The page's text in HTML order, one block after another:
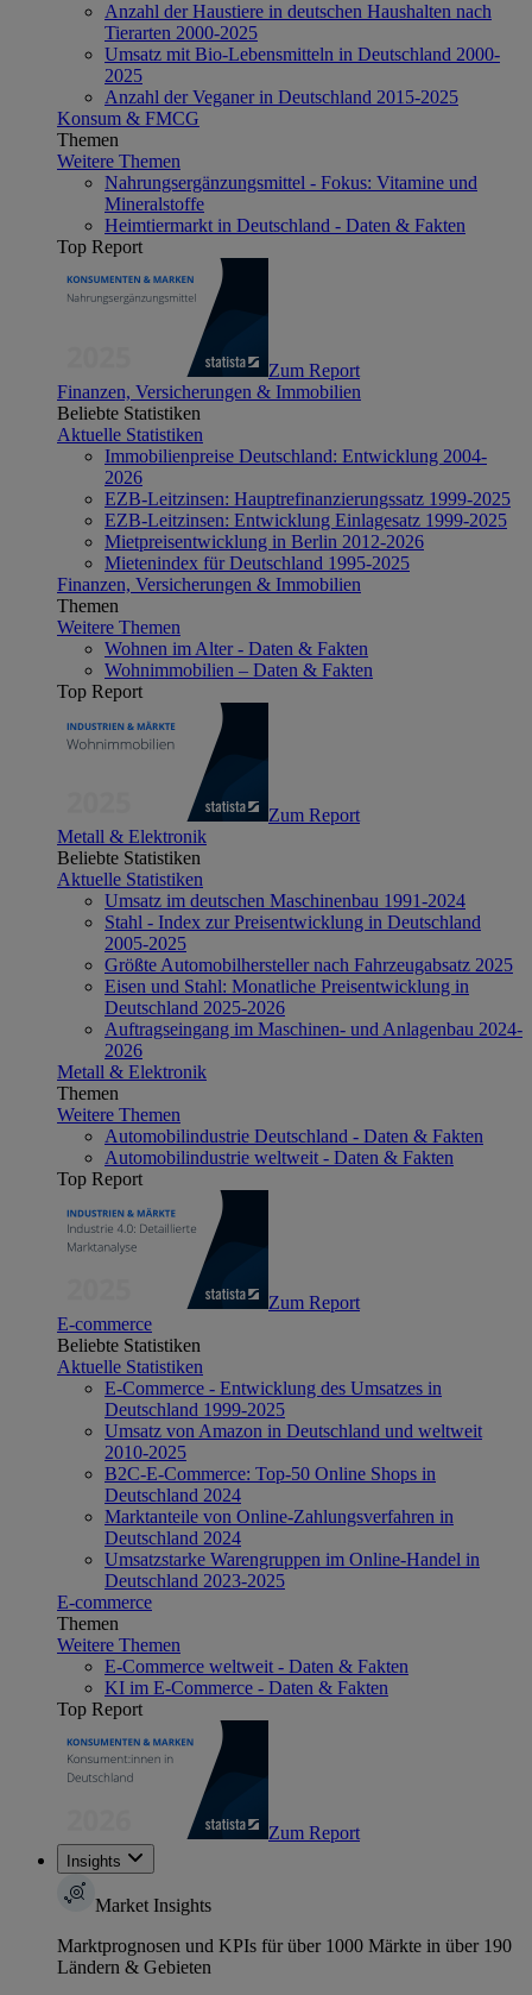
Anzahl der Haustiere in deutschen Haushalten nach
Tierarten 2000-2025
Umsatz mit Bio-Lebensmitteln in Deutschland 2000-
2025
Anzahl der Veganer in Deutschland 2015-2025
Konsum & FMCG
Themen
Weitere Themen
Nahrungsergänzungsmittel - Fokus: Vitamine und
Mineralstoffe
Heimtiermarkt in Deutschland - Daten & Fakten
Top Report
Zum Report
Finanzen, Versicherungen & Immobilien
Beliebte Statistiken
Aktuelle Statistiken
Immobilienpreise Deutschland: Entwicklung 2004-
2026
EZB-Leitzinsen: Hauptrefinanzierungssatz 1999-2025
EZB-Leitzinsen: Entwicklung Einlagesatz 1999-2025
Mietpreisentwicklung in Berlin 2012-2026
Mietenindex für Deutschland 1995-2025
Finanzen, Versicherungen & Immobilien
Themen
Weitere Themen
Wohnen im Alter - Daten & Fakten
Wohnimmobilien – Daten & Fakten
Top Report
Zum Report
Metall & Elektronik
Beliebte Statistiken
Aktuelle Statistiken
Umsatz im deutschen Maschinenbau 1991-2024
Stahl - Index zur Preisentwicklung in Deutschland
2005-2025
Größte Automobilhersteller nach Fahrzeugabsatz 2025
Eisen und Stahl: Monatliche Preisentwicklung in
Deutschland 2025-2026
Auftragseingang im Maschinen- und Anlagenbau 2024-
2026
Metall & Elektronik
Themen
Weitere Themen
Automobilindustrie Deutschland - Daten & Fakten
Automobilindustrie weltweit - Daten & Fakten
Top Report
Zum Report
E-commerce
Beliebte Statistiken
Aktuelle Statistiken
E-Commerce - Entwicklung des Umsatzes in
Deutschland 1999-2025
Umsatz von Amazon in Deutschland und weltweit
2010-2025
B2C-E-Commerce: Top-50 Online Shops in
Deutschland 2024
Marktanteile von Online-Zahlungsverfahren in
Deutschland 2024
Umsatzstarke Warengruppen im Online-Handel in
Deutschland 2023-2025
E-commerce
Themen
Weitere Themen
E-Commerce weltweit - Daten & Fakten
KI im E-Commerce - Daten & Fakten
Top Report
Zum Report
Insights
Market Insights
Marktprognosen und KPIs für über 1000 Märkte in über 190
Ländern & Gebieten